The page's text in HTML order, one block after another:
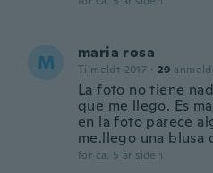
M maria rosa
Tilmeldt 2017 · 29
La foto no tiene
que me llego. Es
en la foto parece
me.llego una blusa
for ca. 5 år siden